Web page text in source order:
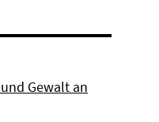
Gewalt an